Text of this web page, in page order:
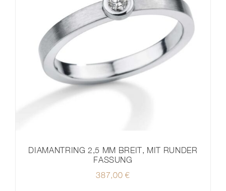
DIAMANTRING 2,5 MM BREIT, MIT RUNDER
FASSUNG
387,00 €